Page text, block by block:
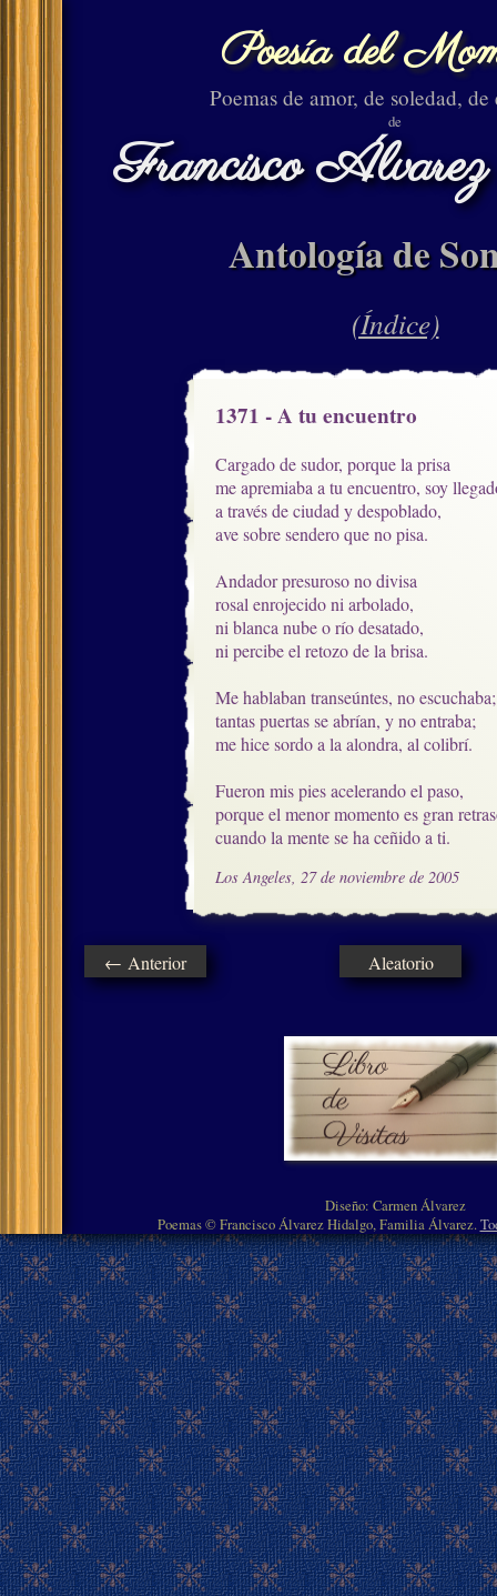
Poesía del
Poemas de amor, de soledad, de
de
Francisco
Antología de
(Índice)
1371 - A tu encuentro
Cargado de sudor, porque la prisa
me apremiaba a tu encuentro, soy
a través de ciudad y despoblado,
ave sobre sendero que no pisa.
Andador presuroso no divisa
rosal enrojecido ni arbolado,
ni blanca nube o río desatado,
ni percibe el retozo de la brisa.
Me hablaban transeúntes, no escuchaba;
tantas puertas se abrían, y no entraba;
me hice sordo a la alondra, al colibrí.
Fueron mis pies acelerando el paso,
porque el menor momento es gran
cuando la mente se ha ceñido a ti.
Los Angeles, 27 de noviembre de 2005
← Anterior Aleatorio
Diseño: Carmen Álvarez
Poemas © Francisco Álvarez Hidalgo, Familia Álvarez.